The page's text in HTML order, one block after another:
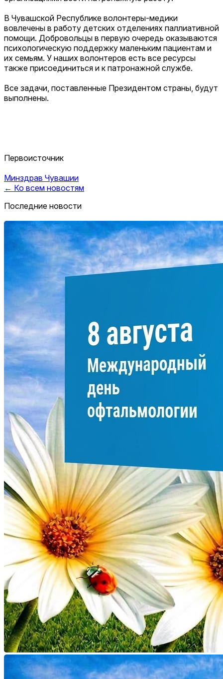
В Чувашской Республике волонтеры-медики
вовлечены в работу детских отделениях паллиативной
помощи. Добровольцы в первую очередь оказываются
психологическую поддержку маленьким пациентам и
их семьям. У наших волонтеров есть все ресурсы
также присоединиться и к патронажной службе.
Все задачи, поставленные Президентом страны, будут
выполнены.
Первоисточник
Минздрав Чувашии
← Ко всем новостям
Последние новости